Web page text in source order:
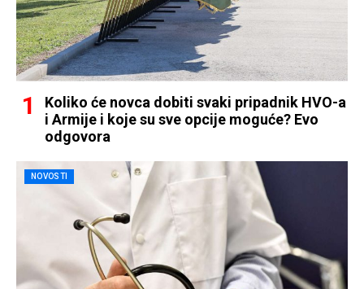
Koliko će novca dobiti svaki pripadnik HVO-a
i Armije i koje su sve opcije moguće? Evo
odgovora
NOVOSTI